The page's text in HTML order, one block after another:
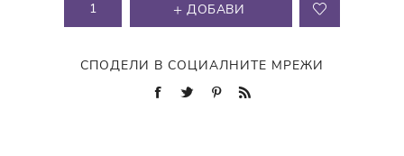
ДОБАВИ
СПОДЕЛИ В СОЦИАЛНИТЕ МРЕЖИ